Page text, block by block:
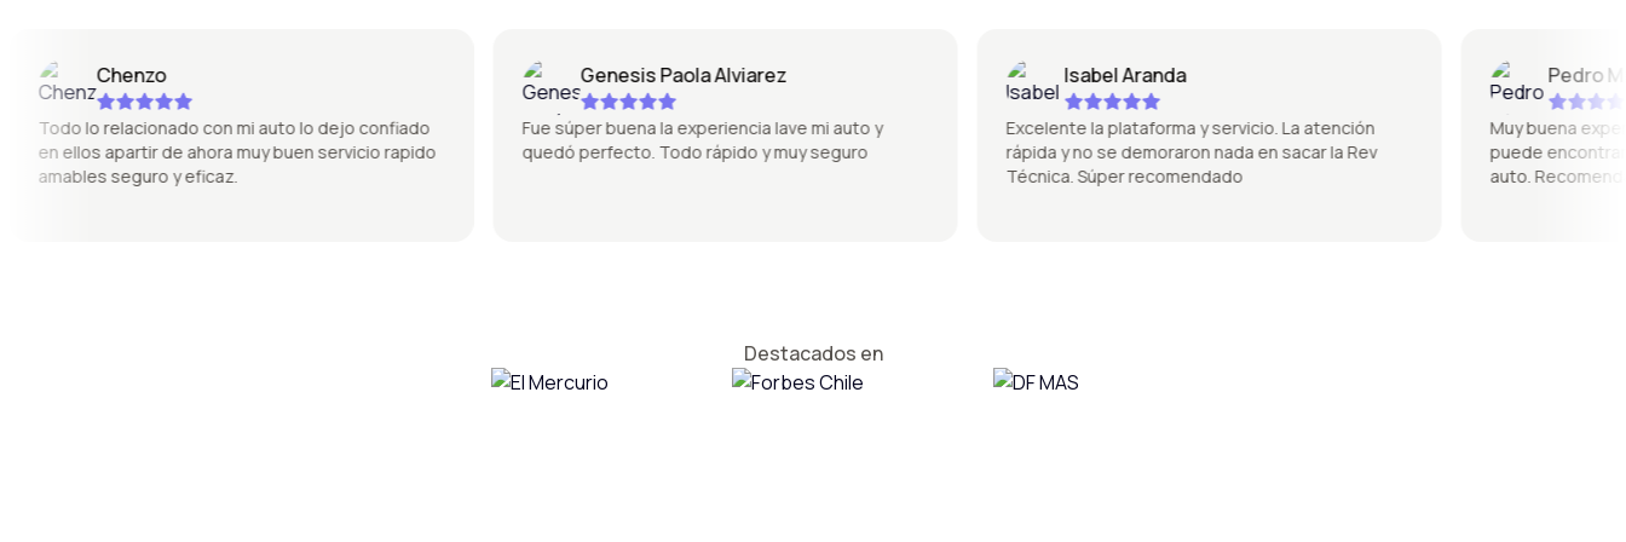
Chenzo
Todo lo relacionado con mi auto lo dejo confiado
en ellos apartir de ahora muy buen servicio rapido
amables seguro y eficaz.
Genesis Paola Alviarez
Fue súper buena la experiencia lave mi auto y
quedó perfecto. Todo rápido y muy seguro
Isabel Aranda
Excelente la plataforma y servicio. La atención
rápida y no se demoraron nada en sacar la Rev
Técnica. Súper recomendado
Pedro
Muy buena
puede encontrar
auto. Recomendado
Destacados en